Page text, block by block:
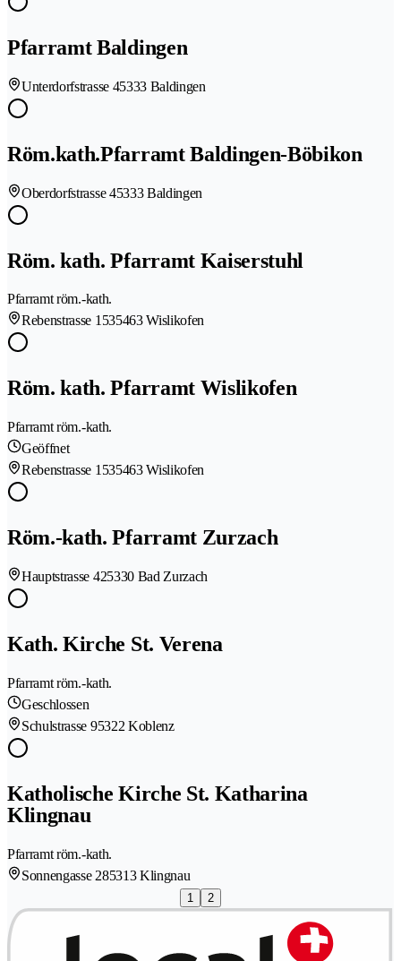
Pfarramt Baldingen
Unterdorfstrasse 45333 Baldingen
Röm.kath.Pfarramt Baldingen-Böbikon
Oberdorfstrasse 45333 Baldingen
Röm. kath. Pfarramt Kaiserstuhl
Pfarramt röm.-kath.
Rebenstrasse 1535463 Wislikofen
Röm. kath. Pfarramt Wislikofen
Pfarramt röm.-kath.
Geöffnet
Rebenstrasse 1535463 Wislikofen
Röm.-kath. Pfarramt Zurzach
Hauptstrasse 425330 Bad Zurzach
Kath. Kirche St. Verena
Pfarramt röm.-kath.
Geschlossen
Schulstrasse 95322 Koblenz
Katholische Kirche St. Katharina
Klingnau
Pfarramt röm.-kath.
Sonnengasse 285313 Klingnau
1 2